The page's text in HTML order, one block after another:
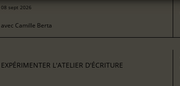
08 sept 2026
avec Camille Berta
EXPÉRIMENTER L'ATELIER D'ÉCRITURE